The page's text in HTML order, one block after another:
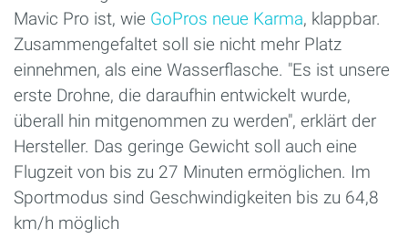
Mavic Pro ist, wie GoPros neue Karma, klappbar.
Zusammengefaltet soll sie nicht mehr Platz
einnehmen, als eine Wasserflasche. "Es ist unsere
erste Drohne, die daraufhin entwickelt wurde,
überall hin mitgenommen zu werden", erklärt der
Hersteller. Das geringe Gewicht soll auch eine
Flugzeit von bis zu 27 Minuten ermöglichen. Im
Sportmodus sind Geschwindigkeiten bis zu 64,8
km/h möglich